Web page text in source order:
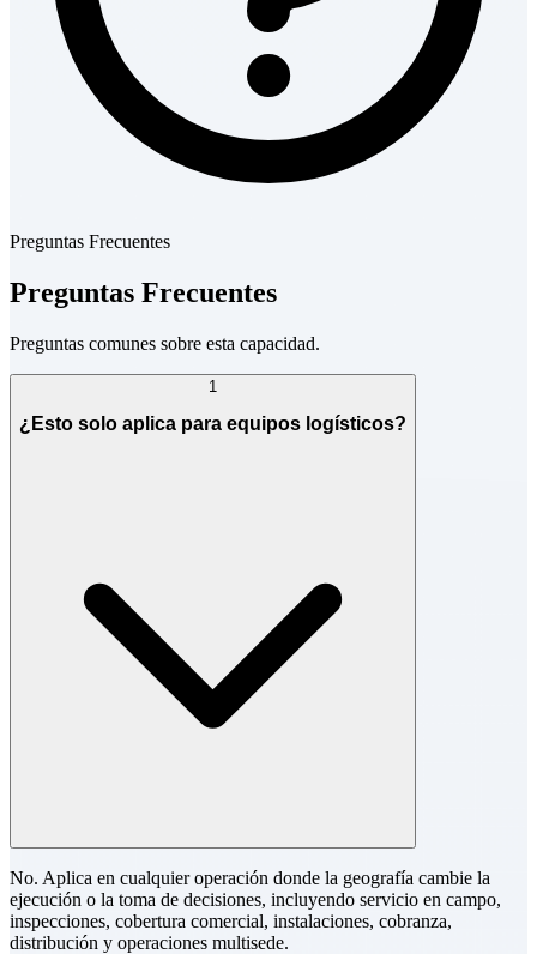
Preguntas Frecuentes
Preguntas Frecuentes
Preguntas comunes sobre esta capacidad.
1
¿Esto solo aplica para equipos logísticos?
No. Aplica en cualquier operación donde la geografía cambie la
ejecución o la toma de decisiones, incluyendo servicio en campo,
inspecciones, cobertura comercial, instalaciones, cobranza,
distribución y operaciones multisede.